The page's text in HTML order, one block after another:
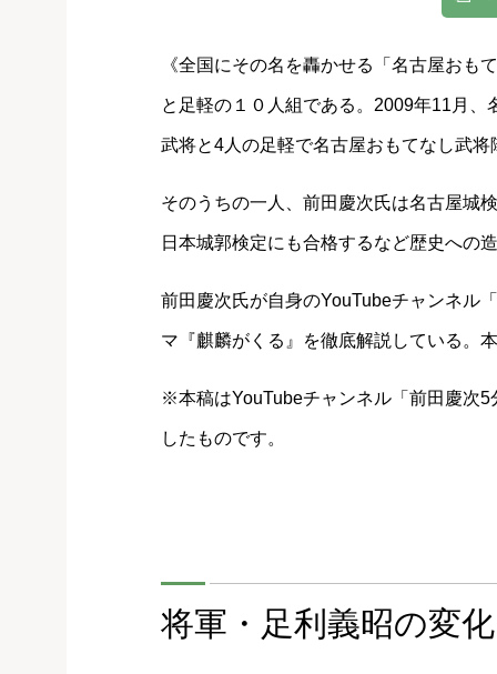
《全国にその名を轟かせる「名古屋おも
と足軽の１０人組である。2009年11月
武将と4人の足軽で名古屋おもてなし武
そのうちの一人、前田慶次氏は名古屋城
日本城郭検定にも合格するなど歴史への
前田慶次氏が自身のYouTubeチャンネル
マ『麒麟がくる』を徹底解説している。
※本稿はYouTubeチャンネル「前田慶次
したものです。
将軍・足利義昭の変